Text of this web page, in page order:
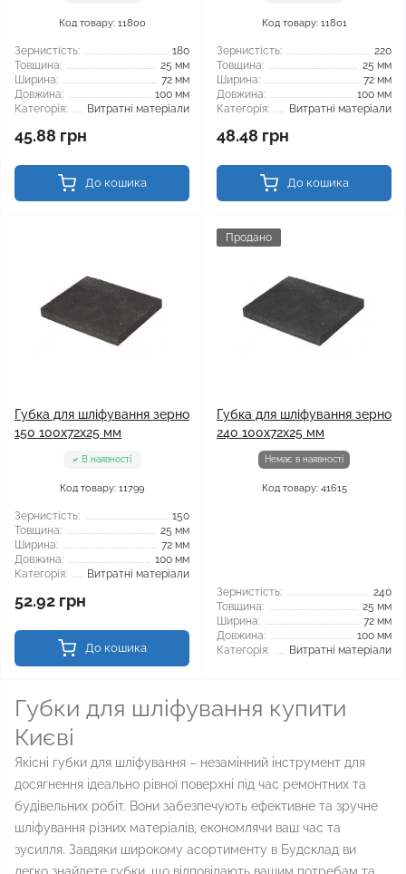
Код товару: 11800
Зернистість:
180
Товщина:
25 мм
Ширина:
72 мм
Довжина:
100 мм
Категорія:
Витратні матеріали
45.88 грн
До кошика
Код товару: 11801
Зернистість:
220
Товщина:
25 мм
Ширина:
72 мм
Довжина:
100 мм
Категорія:
Витратні матеріали
48.48 грн
До кошика
Губка для шліфування зерно
150 100x72x25 мм
В наявності
Код товару: 11799
Зернистість:
150
Товщина:
25 мм
Ширина:
72 мм
Довжина:
100 мм
Категорія:
Витратні матеріали
52.92 грн
До кошика
Продано
Губка для шліфування зерно
240 100x72x25 мм
Немає в наявності
Код товару: 41615
Зернистість:
240
Товщина:
25 мм
Ширина:
72 мм
Довжина:
100 мм
Категорія:
Витратні матеріали
Губки для шліфування купити
Києві
Якісні губки для шліфування – незамінний інструмент для
досягнення ідеально рівної поверхні під час ремонтних та
будівельних робіт. Вони забезпечують ефективне та зручне
шліфування різних матеріалів, економлячи ваш час та
зусилля. Завдяки широкому асортименту в Будсклад ви